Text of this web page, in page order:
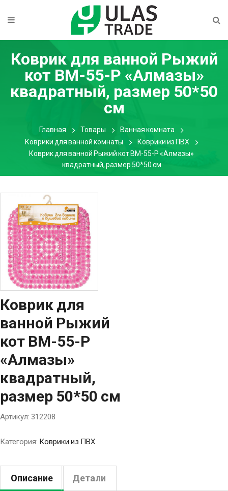
Коврик для ванной Рыжий
кот BM-55-P «Алмазы»
квадратный, размер 50*50
см
Главная Товары
Ванная комната
Коврики для ванной комнаты
Коврики из ПВХ
Коврик для ванной Рыжий кот BM-55-P «Алмазы»
квадратный, размер 50*50 см
Коврик для
ванной Рыжий
кот BM-55-P
«Алмазы»
квадратный,
размер 50*50 см
Артикул: 312208
Категория: Коврики из ПВХ
Описание Детали